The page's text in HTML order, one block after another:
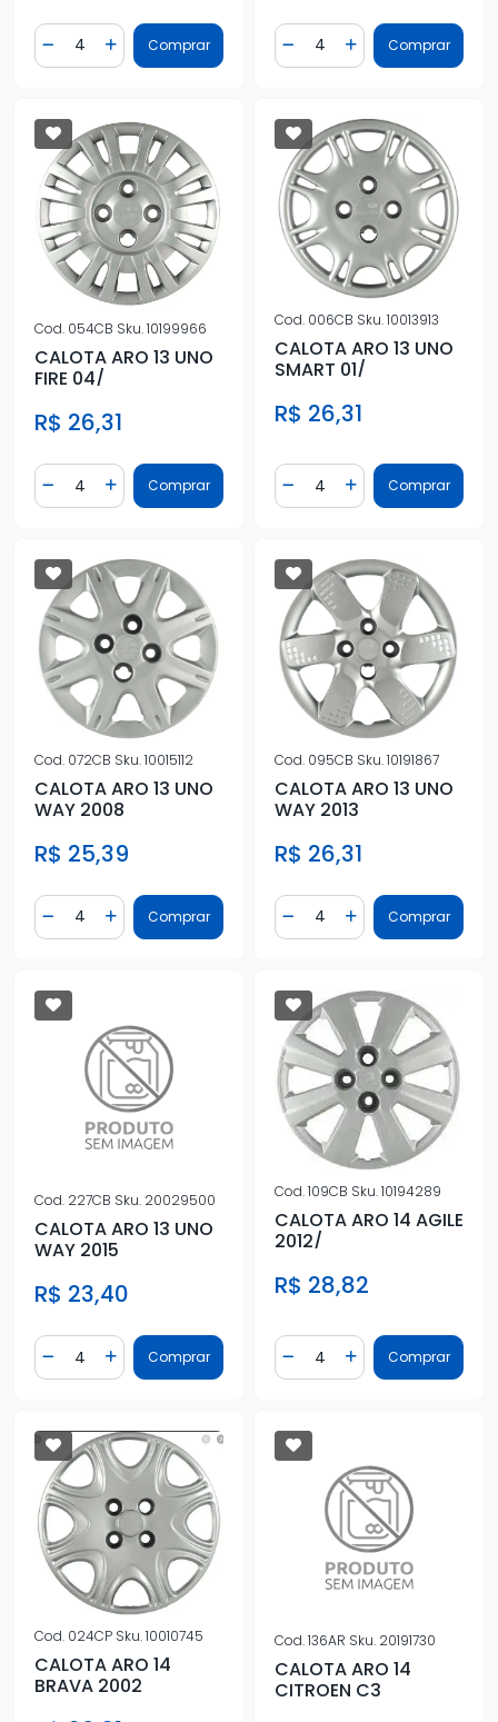
Diminuir Quantidade
Quantidade
Adicionar Quantidade
Comprar Diminuir Quantidade
Quantidade
AdicionarComprar
Cod. 054CB Sku.10199966
CALOTA ARO 13 UNO
FIRE 04/
R$ 26,31
Diminuir Quantidade
Quantidade
Adicionar Quantidade
Comprar
Cod. 006CB Sku.10013913
CALOTA ARO 13 UNO
SMART 01/
R$ 26,31
Diminuir Quantidade
Quantidade
AdicionarComprar
Cod. 072CB Sku.10015112
CALOTA ARO 13 UNO
WAY 2008
R$ 25,39
Diminuir Quantidade
Quantidade
Adicionar Quantidade
Comprar
Cod. 095CB Sku.10191867
CALOTA ARO 13 UNO
WAY 2013
R$ 26,31
Diminuir Quantidade
Quantidade
AdicionarComprar
Cod. 227CB Sku. 20029500
CALOTA ARO 13 UNO
WAY 2015
R$ 23,40
Diminuir Quantidade
Quantidade
Adicionar Quantidade
Comprar
Cod.109CB Sku.10194289
CALOTA ARO 14 AGILE
2012/
R$ 28,82
Diminuir Quantidade
Quantidade
AdicionarComprar
Cod. 024CP Sku.10010745
CALOTA ARO 14
BRAVA 2002
Cod.136AR Sku. 20191730
CALOTA ARO 14
CITROEN C3